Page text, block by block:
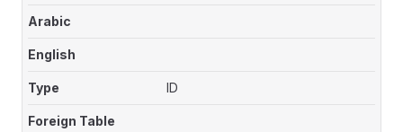
ID